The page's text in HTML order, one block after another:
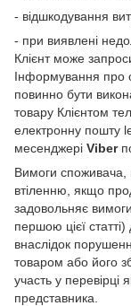
- відшкодування
- при виявлені
Клієнт може
Інформування про
повинно бути
товару Клієнтом
електронну пошту
месенджері Viber
Вимоги споживача,
втіленню, якщо
задовольняє
першою цієї
внаслідок
товаром або його
участь у перевірці
представника.